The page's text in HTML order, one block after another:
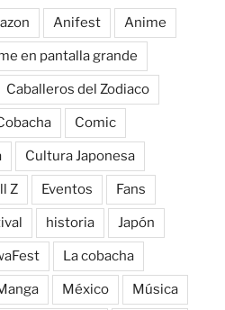
Anifest Anime
en pantalla grande
Caballeros del Zodiaco
Comic
Cultura Japonesa
Z Eventos Fans
historia Japón
La cobacha
México Música